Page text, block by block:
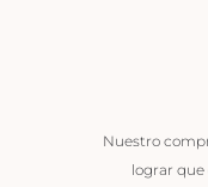
Nuestro
lograr que